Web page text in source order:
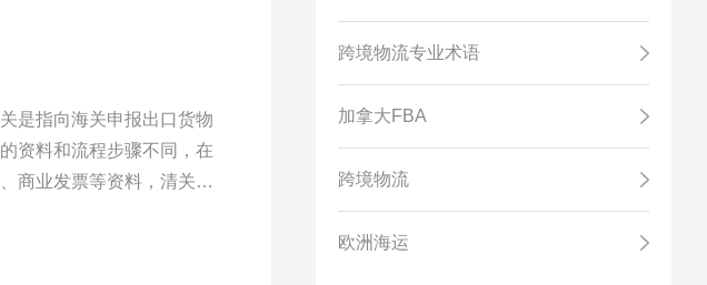
是指向海关申报出口货物
资料和流程步骤不同，在
商业发票等资料，清关则
顺利进行。
跨境物流专业术语
加拿大FBA
跨境物流
欧洲海运